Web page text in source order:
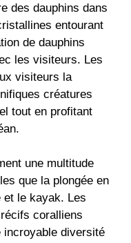
des dauphins dans
entourant
de dauphins
les visiteurs. Les
visiteurs la
créatures
tout en profitant
une multitude
que la plongée en
et le kayak. Les
coralliens
incroyable diversité